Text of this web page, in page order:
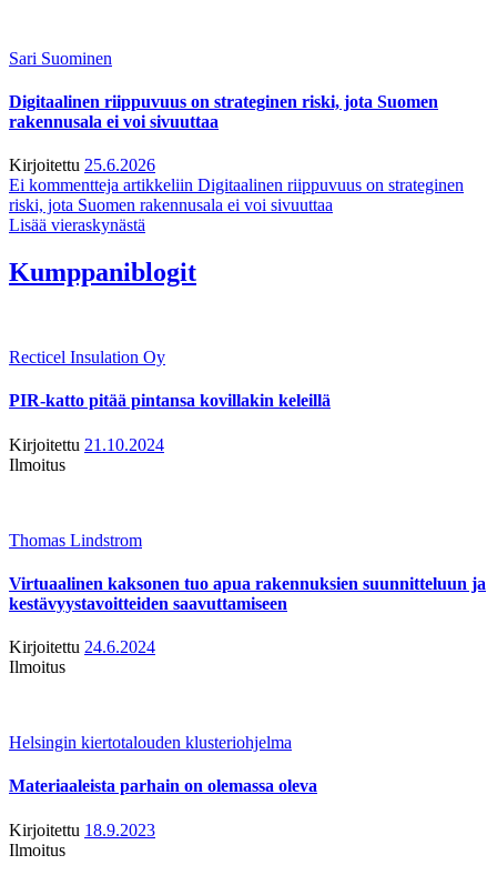
Sari Suominen
Digitaalinen riippuvuus on strateginen riski, jota Suomen
rakennusala ei voi sivuuttaa
Kirjoitettu 25.6.2026
Ei kommentteja artikkeliin Digitaalinen riippuvuus on strateginen
riski, jota Suomen rakennusala ei voi sivuuttaa
Lisää vieraskynästä
Kumppaniblogit
Recticel Insulation Oy
PIR-katto pitää pintansa kovillakin keleillä
Kirjoitettu 21.10.2024
Ilmoitus
Thomas Lindstrom
Virtuaalinen kaksonen tuo apua rakennuksien suunnitteluun ja
kestävyystavoitteiden saavuttamiseen
Kirjoitettu 24.6.2024
Ilmoitus
Helsingin kiertotalouden klusteriohjelma
Materiaaleista parhain on olemassa oleva
Kirjoitettu 18.9.2023
Ilmoitus